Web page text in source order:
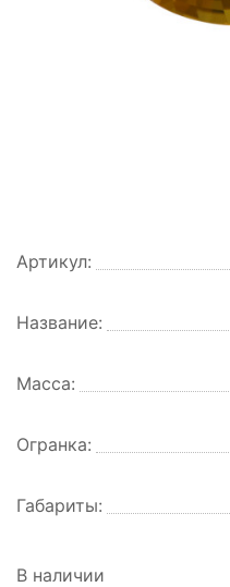
Артикул:
Название:
Масса:
Огранка:
Габариты:
В наличии